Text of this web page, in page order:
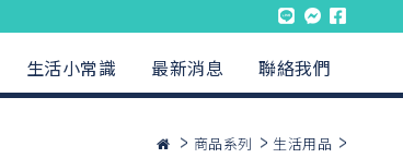
生活小常識 最新消息 聯絡我們
商品系列 生活用品